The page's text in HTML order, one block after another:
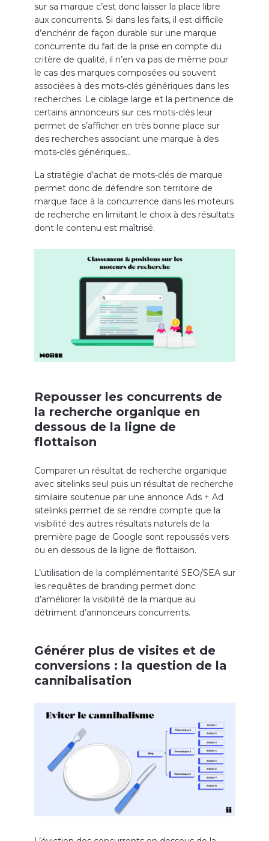
sur sa marque c’est donc laisser la place libre
aux concurrents. Si dans les faits, il est difficile
d’enchérir de façon durable sur une marque
concurrente du fait de la prise en compte du
critère de qualité, il n’en va pas de même pour
le cas des marques composées ou souvent
associées à des mots-clés génériques dans les
recherches. Le ciblage large et la pertinence de
certains annonceurs sur ces mots-clés leur
permet de s’afficher en très bonne place sur
des recherches associant une marque à des
mots-clés génériques…
La stratégie d’achat de mots-clés de marque
permet donc de défendre son territoire de
marque face à la concurrence dans les moteurs
de recherche en limitant le choix à des résultats
dont le contenu est maîtrisé.
Repousser les concurrents de
la recherche organique en
dessous de la ligne de
flottaison
Comparer un résultat de recherche organique
avec sitelinks seul puis un résultat de recherche
similaire soutenue par une annonce Ads + Ad
sitelinks permet de se rendre compte que la
visibilité des autres résultats naturels de la
première page de Google sont repoussés vers
ou en dessous de la ligne de flottaison.
L’utilisation de la complémentarité SEO/SEA sur
les requêtes de branding permet donc
d’améliorer la visibilité de la marque au
détriment d’annonceurs concurrents.
Générer plus de visites et de
conversions : la question de la
cannibalisation